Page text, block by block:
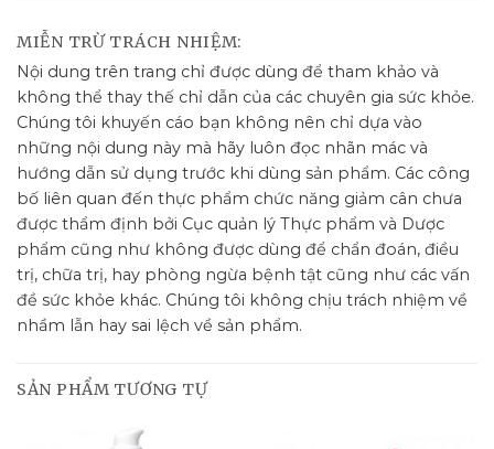
MIỄN TRỪ TRÁCH NHIỆM:
Nội dung trên trang chỉ được dùng để tham khảo và
không thể thay thế chỉ dẫn của các chuyên gia sức khỏe.
Chúng tôi khuyến cáo bạn không nên chỉ dựa vào
những nội dung này mà hãy luôn đọc nhãn mác và
hướng dẫn sử dụng trước khi dùng sản phẩm. Các công
bố liên quan đến thực phẩm chức năng giảm cân chưa
được thẩm định bởi Cục quản lý Thực phẩm và Dược
phẩm cũng như không được dùng để chẩn đoán, điều
trị, chữa trị, hay phòng ngừa bệnh tật cũng như các vấn
đề sức khỏe khác. Chúng tôi không chịu trách nhiệm về
nhầm lẫn hay sai lệch về sản phẩm.
SẢN PHẨM TƯƠNG TỰ